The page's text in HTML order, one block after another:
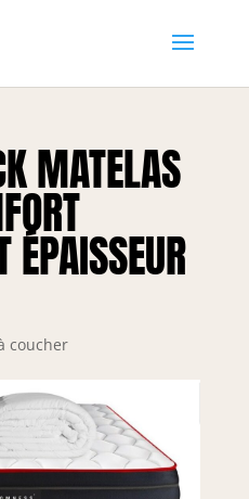
MATELAS
ÉPAISSEUR
coucher